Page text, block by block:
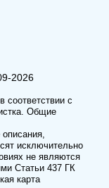
2026
соответствии с
Общие
исключительно
не являются
Статьи 437 ГК
карта